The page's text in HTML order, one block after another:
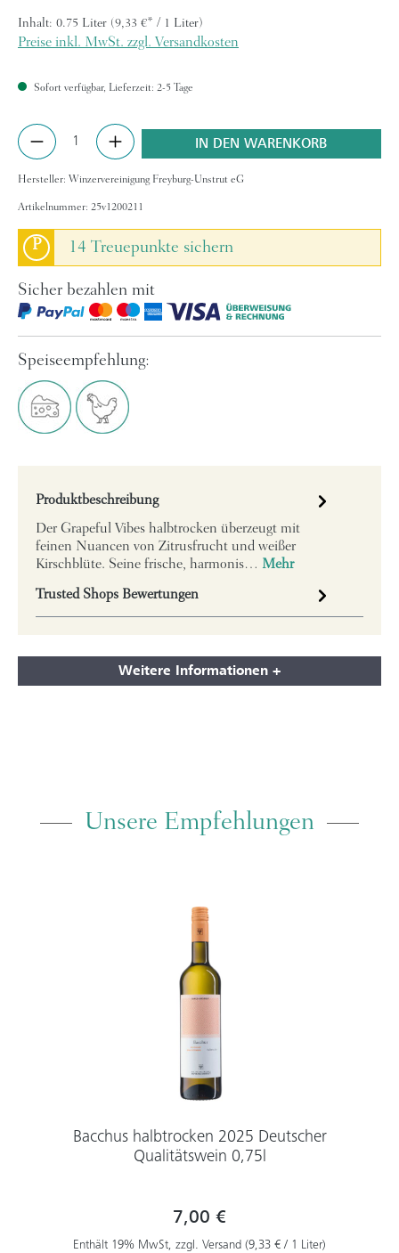
Inhalt: 0.75 Liter (9,33 €* / 1 Liter)
Preise inkl. MwSt. zzgl. Versandkosten
Sofort verfügbar, Lieferzeit: 2-5 Tage
Produkt Anzahl: Gib den gewünschten Wert
IN DEN WARENKORB
Hersteller: Winzervereinigung Freyburg-Unstrut eG
Artikelnummer: 25v1200211
P 14 Treuepunkte sichern
Sicher bezahlen mit
Speiseempfehlung:
Produktbeschreibung
Der Grapeful Vibes halbtrocken überzeugt mit
feinen Nuancen von Zitrusfrucht und weißer
Kirschblüte. Seine frische, harmonis… Mehr
Trusted Shops Bewertungen
Weitere Informationen +
Unsere Empfehlungen
Bacchus halbtrocken 2025 Deutscher
Qualitätswein 0,75l
7,00 €
Enthält 19% MwSt, zzgl. Versand (9,33 € / 1 Liter)